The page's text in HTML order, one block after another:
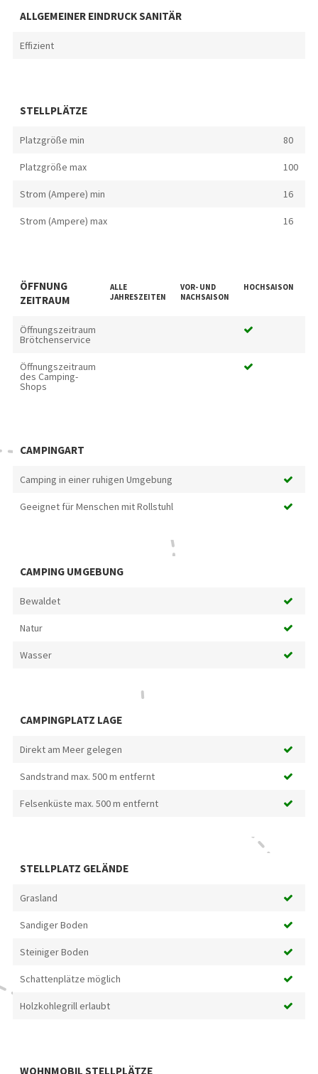
ALLGEMEINER EINDRUCK SANITÄR
Effizient
STELLPLÄTZE
Platzgröße min 80
Platzgröße max 100
Strom (Ampere) min 16
Strom (Ampere) max 16
ÖFFNUNG
ZEITRAUM
ALLE
JAHRESZEITEN
VOR- UND
NACHSAISON
HOCHSAISON
Öffnungszeitraum
Brötchenservice
Öffnungszeitraum
des Camping-
Shops
CAMPINGART
Camping in einer ruhigen Umgebung
Geeignet für Menschen mit Rollstuhl
CAMPING UMGEBUNG
Bewaldet
Natur
Wasser
CAMPINGPLATZ LAGE
Direkt am Meer gelegen
Sandstrand max. 500 m entfernt
Felsenküste max. 500 m entfernt
STELLPLATZ GELÄNDE
Grasland
Sandiger Boden
Steiniger Boden
Schattenplätze möglich
Holzkohlegrill erlaubt
WOHNMOBIL STELLPLÄTZE